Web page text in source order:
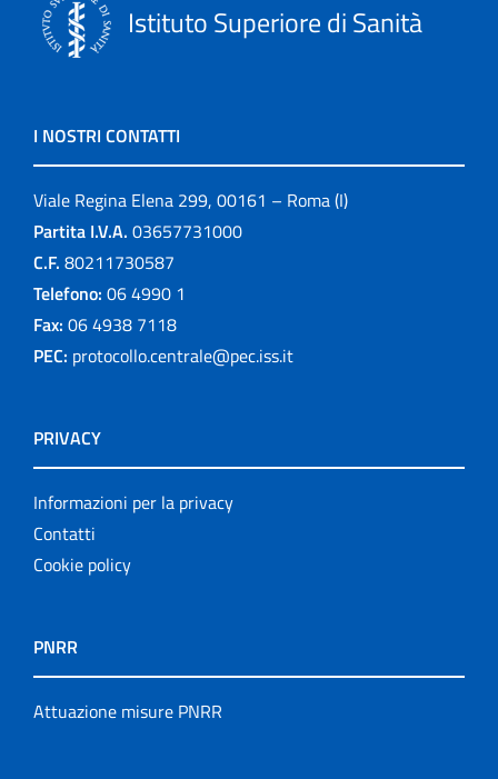
Istituto Superiore di Sanità
I NOSTRI CONTATTI
Viale Regina Elena 299, 00161 – Roma (I)
Partita I.V.A. 03657731000
C.F. 80211730587
Telefono: 06 4990 1
Fax: 06 4938 7118
PEC: protocollo.centrale@pec.iss.it
PRIVACY
Informazioni per la privacy
Contatti
Cookie policy
PNRR
Attuazione misure PNRR